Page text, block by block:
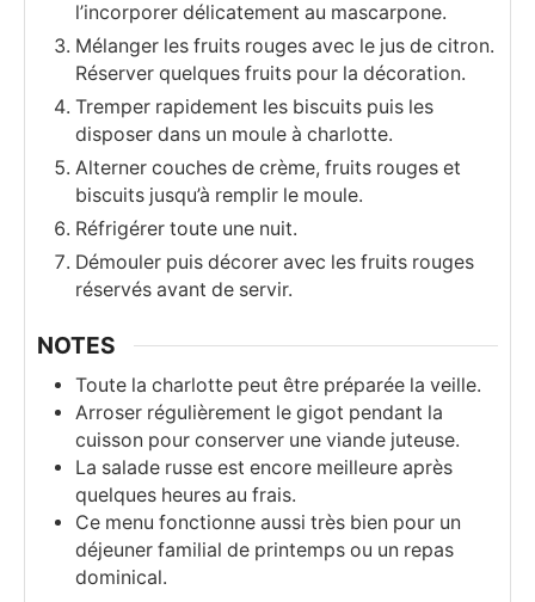
l’incorporer délicatement au mascarpone.
Mélanger les fruits rouges avec le jus de citron.
Réserver quelques fruits pour la décoration.
Tremper rapidement les biscuits puis les
disposer dans un moule à charlotte.
Alterner couches de crème, fruits rouges et
biscuits jusqu’à remplir le moule.
Réfrigérer toute une nuit.
Démouler puis décorer avec les fruits rouges
réservés avant de servir.
NOTES
Toute la charlotte peut être préparée la veille.
Arroser régulièrement le gigot pendant la
cuisson pour conserver une viande juteuse.
La salade russe est encore meilleure après
quelques heures au frais.
Ce menu fonctionne aussi très bien pour un
déjeuner familial de printemps ou un repas
dominical.